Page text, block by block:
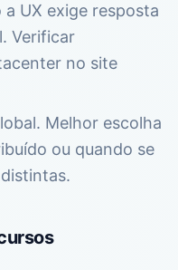
UX exige resposta
Verificar
no site
Melhor escolha
ou quando se